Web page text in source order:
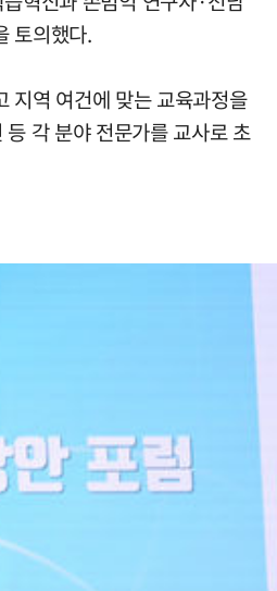
토의했다.
지역 여건에 맞는 교육과정을
각 분야 전문가를 교사로 초